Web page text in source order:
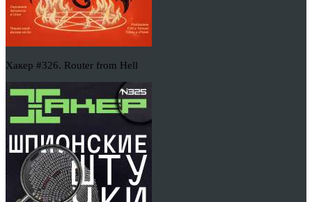
Хакер #326. Router from Hell